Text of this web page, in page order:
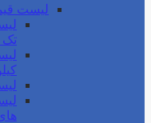
لیست
تک